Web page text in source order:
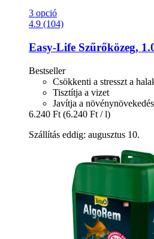
3 opció
4.9 (104)
Easy-Life Szűrőközeg,
Bestseller
Csökkenti a stresszt a
Tisztítja a vizet
Javítja a
6.240 Ft (6.240 Ft / l)
Szállítás eddig: augusztus 10.